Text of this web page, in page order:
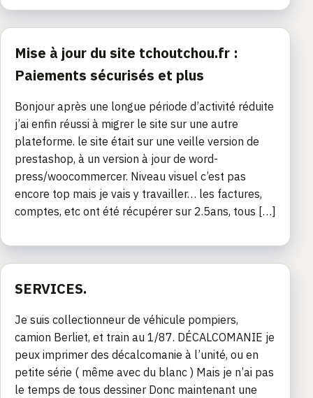
Mise à jour du site tchoutchou.fr :
Paiements sécurisés et plus
Bonjour après une longue période d’activité réduite
j’ai enfin réussi à migrer le site sur une autre
plateforme. le site était sur une veille version de
prestashop, à un version à jour de word-
press/woocommercer. Niveau visuel c’est pas
encore top mais je vais y travailler… les factures,
comptes, etc ont été récupérer sur 2.5ans, tous […]
SERVICES.
Je suis collectionneur de véhicule pompiers,
camion Berliet, et train au 1/87. DÉCALCOMANIE je
peux imprimer des décalcomanie à l’unité, ou en
petite série ( même avec du blanc ) Mais je n’ai pas
le temps de tous dessiner Donc maintenant une